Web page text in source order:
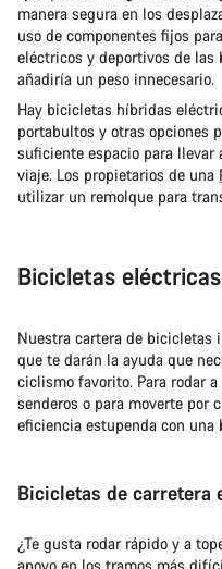
manera segura en los
uso de componentes fijos
eléctricos y deportivos de las
añadiría un peso innecesario.
Hay bicicletas híbridas
portabultos y otras opciones
suficiente espacio para llevar
viaje. Los propietarios de una
utilizar un remolque para
Bicicletas
Nuestra cartera de bicicletas
que te darán la ayuda que
ciclismo favorito. Para rodar
senderos o para moverte por
eficiencia estupenda con
Bicicletas de carretera
¿Te gusta rodar rápido y a